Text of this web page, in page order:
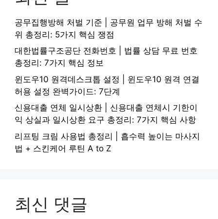
공무집행방해 처벌 기준 | 공무원 업무 방해 처벌 수
위 총정리: 5가지 핵심 쟁점
대한법률구조공단 전화번호 | 법률 상담 무료 번호
총정리: 7가지 핵심 정보
윈도우10 원격데스크톱 설정 | 윈도우10 원격 연결
허용 설정 완벽가이드: 7단계
신용대출 연체 일시상환 | 신용대출 연체시 기한이
익 상실과 일시상환 요구 총정리: 7가지 핵심 사항
리프팅 크림 사용법 총정리 | 흡수력 높이는 마사지
법 + 스킨케어 루틴 A to Z
최신 댓글